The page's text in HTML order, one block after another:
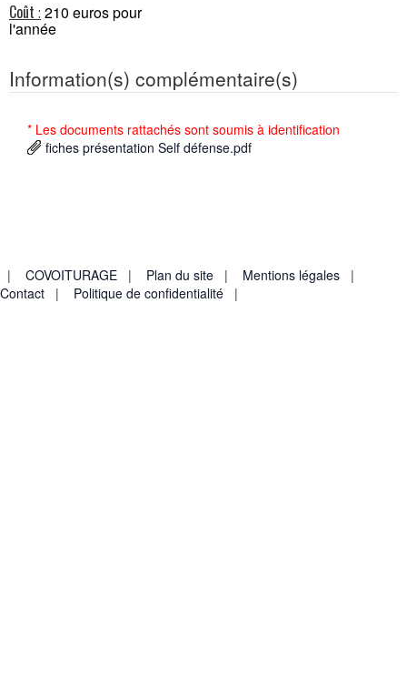
Coût : 210 euros pour
l'année
Information(s) complémentaire(s)
* Les documents rattachés sont soumis à identification
fiches présentation Self défense.pdf
|
COVOITURAGE | Plan du site | Mentions légales
|
Contact
| Politique de confidentialité |